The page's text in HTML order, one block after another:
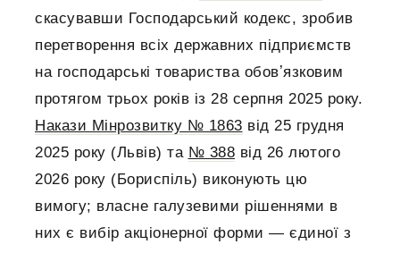
скасувавши Господарський кодекс, зробив
перетворення всіх державних підприємств
на господарські товариства обовʼязковим
протягом трьох років із 28 серпня 2025 року.
Накази Мінрозвитку № 1863 від 25 грудня
2025 року (Львів) та № 388 від 26 лютого
2026 року (Бориспіль) виконують цю
вимогу; власне галузевими рішеннями в
них є вибір акціонерної форми — єдиної з